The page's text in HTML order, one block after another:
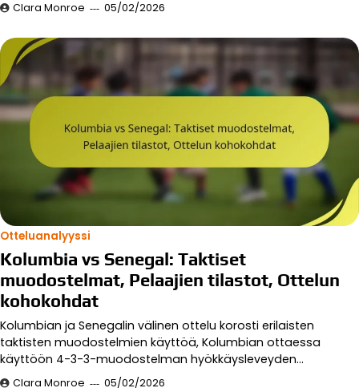
Clara Monroe 05/02/2026
Otteluanalyyssi
Kolumbia vs Senegal: Taktiset
muodostelmat, Pelaajien tilastot, Ottelun
kohokohdat
Kolumbian ja Senegalin välinen ottelu korosti erilaisten
taktisten muodostelmien käyttöä, Kolumbian ottaessa
käyttöön 4-3-3-muodostelman hyökkäysleveyden…
Clara Monroe 05/02/2026